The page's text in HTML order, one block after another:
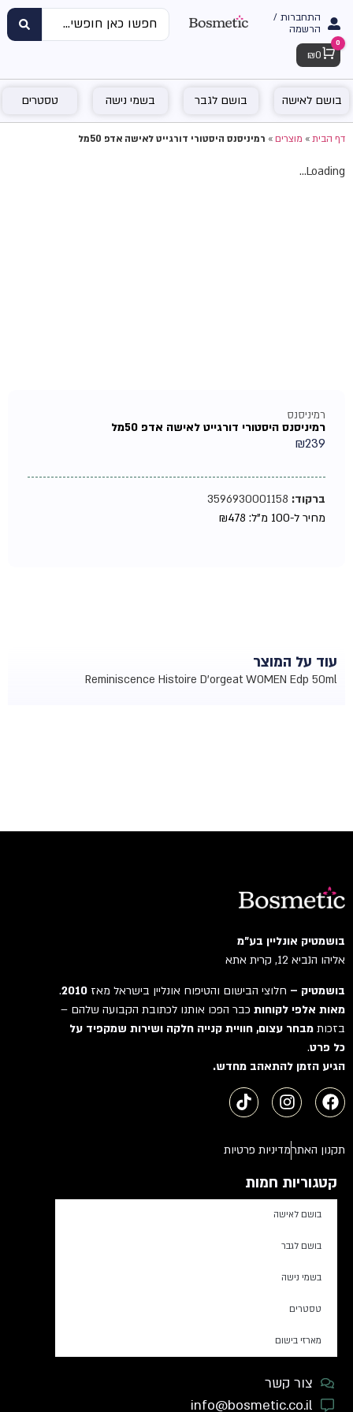
התחברות /
הרשמה
Cart
0
₪ 0
בושם לאישה בושם לגבר בשמי נישה טסטרים
דף הבית»מוצרים»רמיניסנס היסטורי דורגייט לאישה אדפ 50מל
Loading...
רמיניסנס
רמיניסנס היסטורי דורגייט לאישה אדפ 50מל
₪239
ברקוד:3596930001158
מחיר ל-100 מ"ל:
₪478
עוד על המוצר
Reminiscence Histoire D'orgeat WOMEN Edp 50ml
בושמטיק אונליין בע"מ
אליהו הנביא 12, קרית אתא
בושמטיק –חלוצי הבישום והטיפוח אונליין בישראל מאז2010
.
מאות אלפי לקוחותכבר הפכו אותנו לכתובת הקבועה שלהם –
בזכותמבחר עצום, חוויית קנייה חלקה ושירות שמקפיד על
כל פרט.
הגיע הזמן להתאהב מחדש.
תקנון האתרמדיניות פרטיות
קטגוריות חמות
בושם לאישה
בושם לגבר
בשמי נישה
טסטרים
מארזי בישום
צור קשר
info@bosmetic.co.il